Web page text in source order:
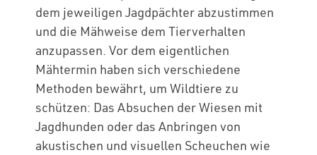
dem jeweiligen Jagdpächter abzustimmen
und die Mähweise dem Tierverhalten
anzupassen. Vor dem eigentlichen
Mähtermin haben sich verschiedene
Methoden bewährt, um Wildtiere zu
schützen: Das Absuchen der Wiesen mit
Jagdhunden oder das Anbringen von
akustischen und visuellen Scheuchen wie